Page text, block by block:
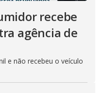
recebe
agência de
e não recebeu o veículo